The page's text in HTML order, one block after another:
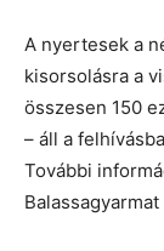
A nyertesek a
kisorsolásra a
összesen 150
– áll a
További